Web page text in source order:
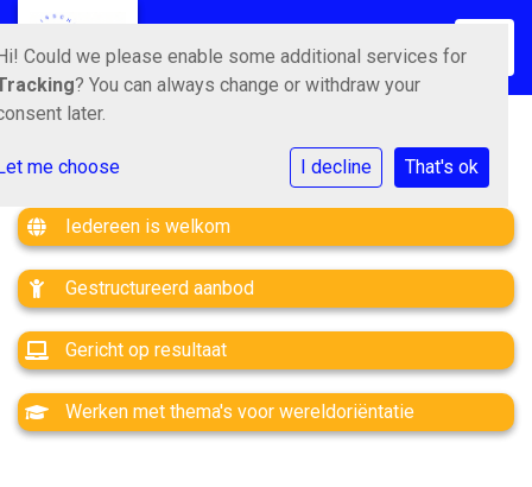
Iedereen is welkom
Gestructureerd aanbod
Gericht op resultaat
Werken met thema's voor wereldoriëntatie
Could we please enable some additional services for
? You can always change or withdraw your
later.
me choose I decline That's ok